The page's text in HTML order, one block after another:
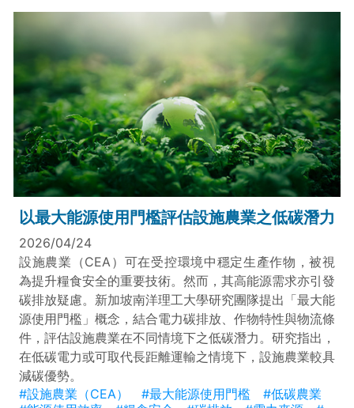
以最大能源使用門檻評估設施農業之低碳潛力
2026/04/24
設施農業（CEA）可在受控環境中穩定生產作物，被視
為提升糧食安全的重要技術。然而，其高能源需求亦引發
碳排放疑慮。新加坡南洋理工大學研究團隊提出「最大能
源使用門檻」概念，結合電力碳排放、作物特性與物流條
件，評估設施農業在不同情境下之低碳潛力。研究指出，
在低碳電力或可取代長距離運輸之情境下，設施農業較具
減碳優勢。
#設施農業（CEA）
#最大能源使用門檻
#低碳農業